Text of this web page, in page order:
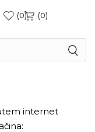
0 0
internet